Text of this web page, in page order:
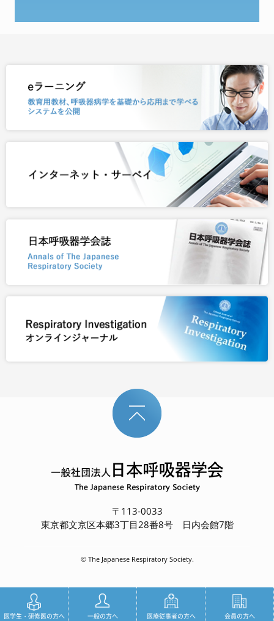
医学生・研修医の方へ 一般の方へ 医療従事者の方へ 会員の方へ
〒113-0033
東京都文京区本郷3丁目28番8号 日内会館7階
© The Japanese Respiratory Society.